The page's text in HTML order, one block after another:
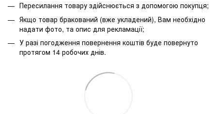
Пересилання товару здійснюється з допомогою покупця;
Якщо товар бракований (вже укладений), Вам необхідно
надати фото, та опис для рекламації;
У разі погодження повернення коштів буде повернуто
протягом 14 робочих днів.